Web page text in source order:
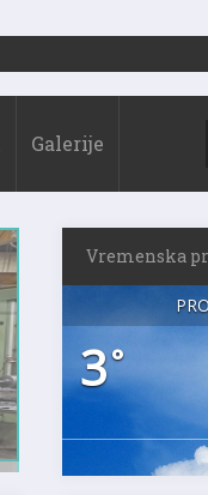
Galerije
Vremenska
3°